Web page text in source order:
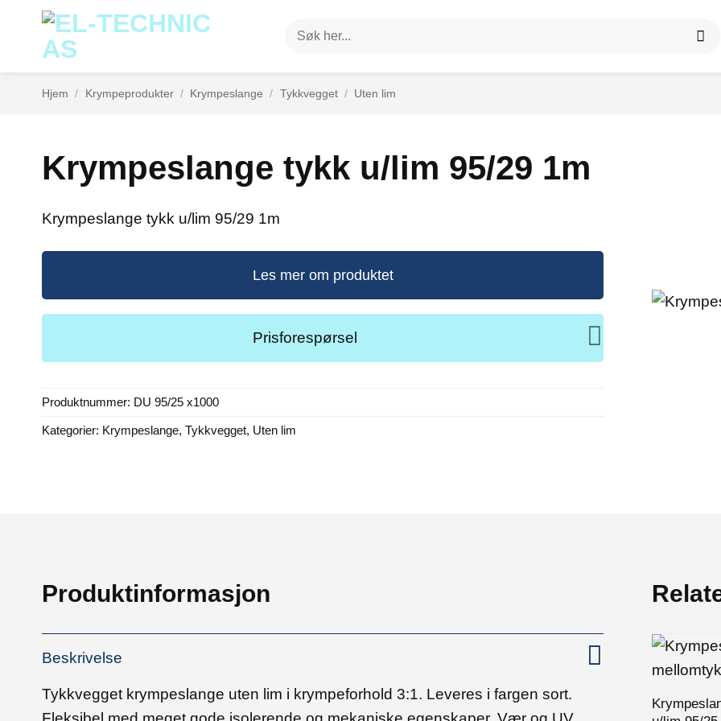
content
Søk
Hjem / Krympeprodukter / Krympeslange / Tykkvegget / Uten lim
Krympeslange tykk u/lim 95/29 1m
Krympeslange tykk u/lim 95/29 1m
Les mer om produktet
Prisforespørsel
Produktnummer: DU 95/25 x1000
Kategorier: Krympeslange, Tykkvegget, Uten lim
Produktinformasjon
Beskrivelse
Tykkvegget krympeslange uten lim i krympeforhold 3:1. Leveres i fargen sort.